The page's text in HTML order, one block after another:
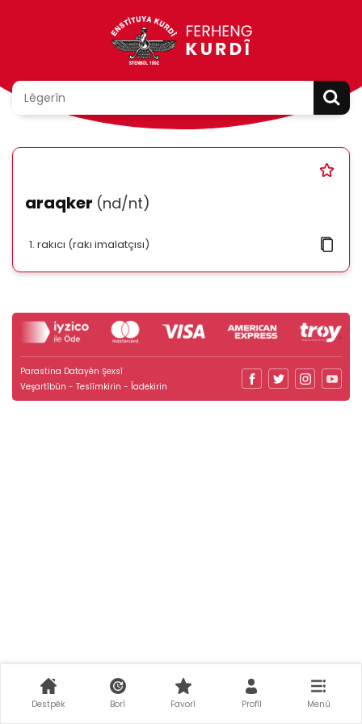
araqker (nd/nt)
rakıcı (rakı imalatçısı)
Parastina Datayên Şexsî
Veşartîbûn - Teslîmkirin - Îadekirin
Destpêk Borî Favorî Profîl Menû